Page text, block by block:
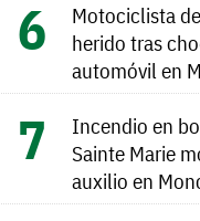
Motociclista
herido tras
automóvil en
Incendio en
Sainte Marie
auxilio en